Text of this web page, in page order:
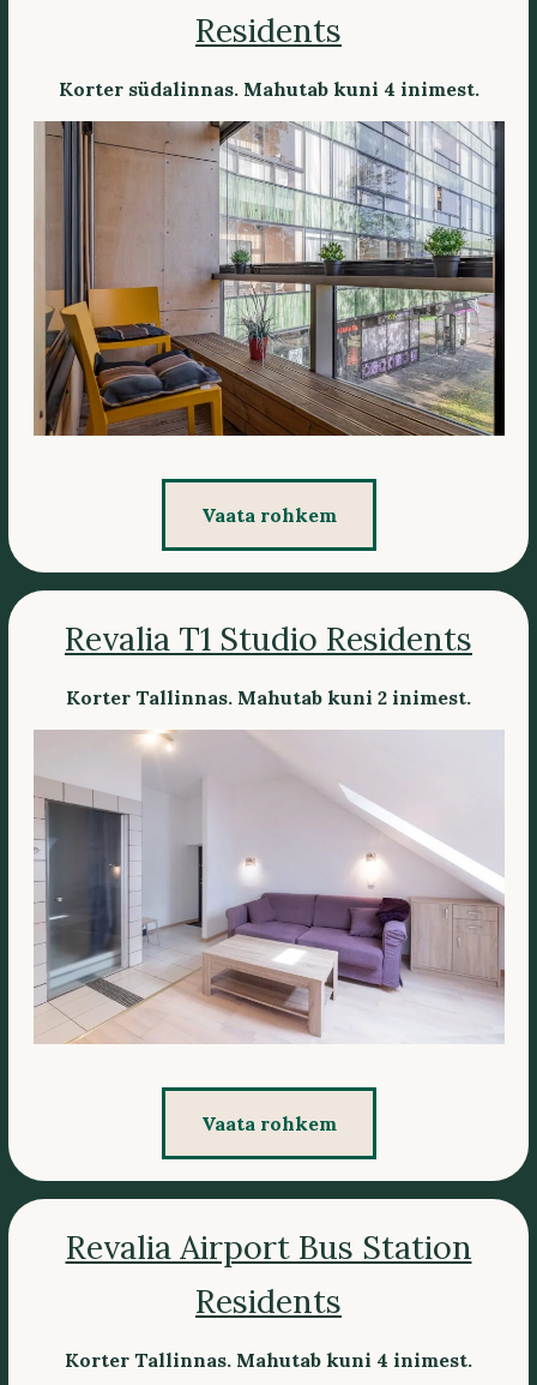
Residents
Korter südalinnas. Mahutab kuni 4 inimest.
Vaata rohkem
Revalia T1 Studio Residents
Korter Tallinnas. Mahutab kuni 2 inimest.
Vaata rohkem
Revalia Airport Bus Station
Residents
Korter Tallinnas. Mahutab kuni 4 inimest.